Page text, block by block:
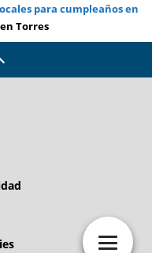
para cumpleaños en
Torres